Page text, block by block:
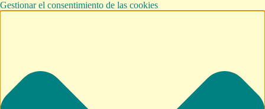
Gestionar el consentimiento de las cookies